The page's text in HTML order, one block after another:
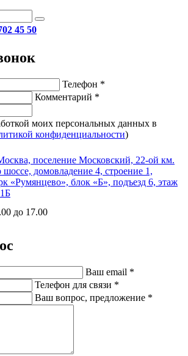
45 50
Телефон *
Комментарий *
моих персональных данных в
конфиденциальности)
поселение Московский, 22-ой км.
шоссе, домовладение 4, строение 1,
«Румянцево», блок «Б», подъезд 6, этаж
до 17.00
Ваш email *
Телефон для связи *
Ваш вопрос, предложение *